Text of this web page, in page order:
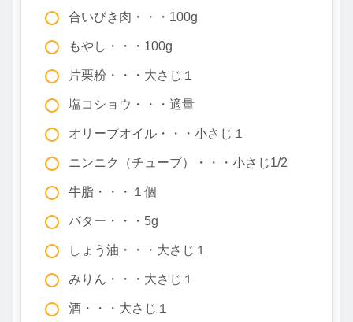
合いびき肉・・・100g
もやし・・・100g
片栗粉・・・大さじ１
塩コショウ・・・適量
オリーブオイル・・・小さじ１
ニンニク（チューブ）・・・小さじ1/2
牛脂・・・１個
バター・・・5g
しょう油・・・大さじ１
みりん・・・大さじ１
酒・・・大さじ１